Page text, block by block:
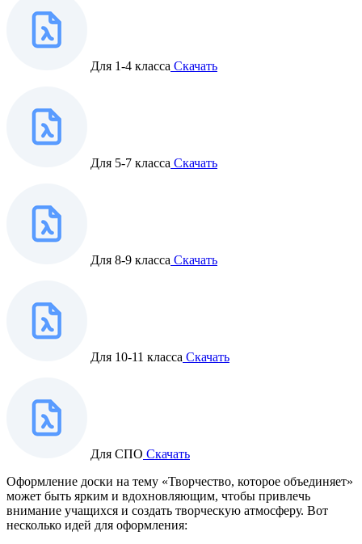
Для 1-4 класса Скачать
Для 5-7 класса Скачать
Для 8-9 класса Скачать
Для 10-11 класса Скачать
Для СПО Скачать
Оформление доски на тему «Творчество, которое объединяет»
может быть ярким и вдохновляющим, чтобы привлечь
внимание учащихся и создать творческую атмосферу. Вот
несколько идей для оформления: